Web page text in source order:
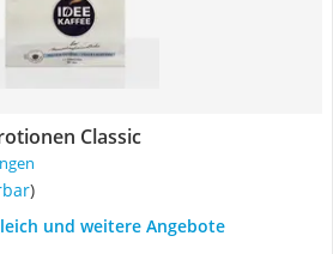
Classic
)
und weitere Angebote